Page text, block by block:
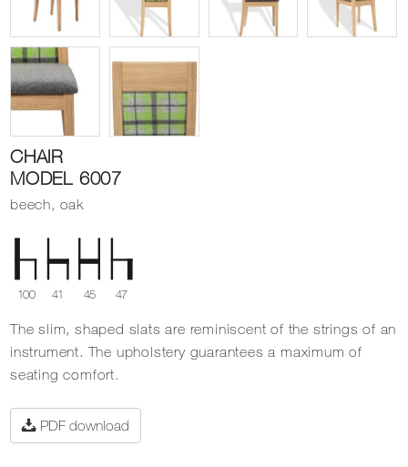
CHAIR
MODEL 6007
beech, oak
100 41 45 47
The slim, shaped slats are reminiscent of the strings of an
instrument. The upholstery guarantees a maximum of
seating comfort.
PDF download